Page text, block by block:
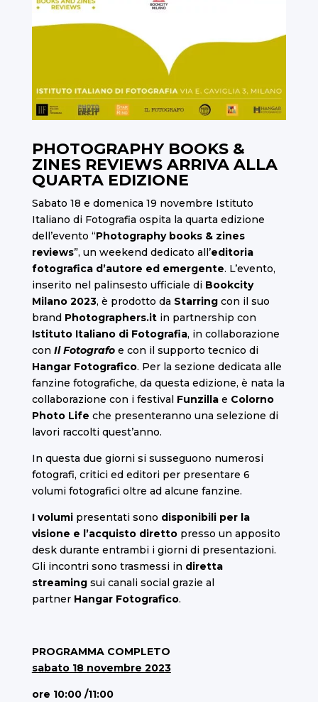
PHOTOGRAPHY BOOKS &
ZINES REVIEWS ARRIVA ALLA
QUARTA EDIZIONE
Sabato 18 e domenica 19 novembre Istituto
Italiano di Fotografia ospita la quarta edizione
dell’evento “Photography books & zines
reviews”, un weekend dedicato all’editoria
fotografica d’autore ed emergente. L’evento,
inserito nel palinsesto ufficiale di Bookcity
Milano 2023, è prodotto da Starringcon il suo
brand Photographers.itin partnership con
Istituto Italiano di Fotografia, in collaborazione
con Il Fotografoe con il supporto tecnico di
Hangar Fotografico. Per la sezione dedicata alle
fanzine fotografiche, da questa edizione, è nata la
collaborazione con i festival Funzillae Colorno
Photo Life che presenteranno una selezione di
lavori raccolti quest’anno.
In questa due giorni si susseguono numerosi
fotografi, critici ed editori per presentare 6
volumi fotografici oltre ad alcune fanzine.
I volumi presentati sono disponibili per la
visione e l’acquisto diretto presso un apposito
desk durante entrambi i giorni di presentazioni.
Gli incontri sono trasmessi in diretta
streamingsui canali social grazie al
partner Hangar Fotografico.
PROGRAMMA COMPLETO
sabato 18 novembre 2023
ore 10:00 /11:00